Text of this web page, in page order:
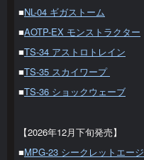
■NL-04 ギガストーム
■AOTP-EX モンストラクター
■TS-34 アストロトレイン
■TS-35 スカイワープ
■TS-36 ショックウェーブ
【2026年12月下旬発売】
■MPG-23 シークレットエー